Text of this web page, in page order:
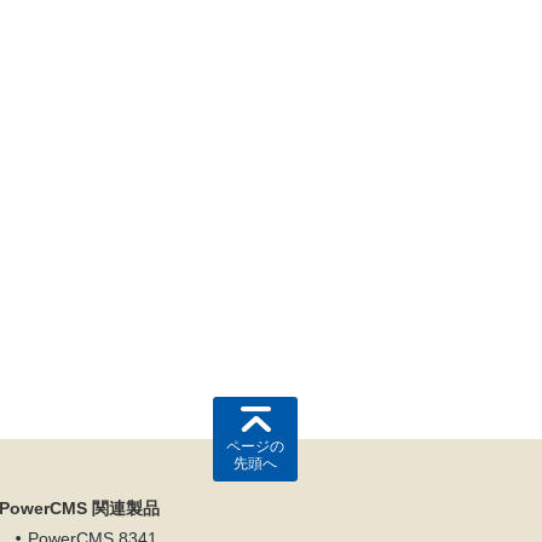
ページの
先頭へ
PowerCMS 関連製品